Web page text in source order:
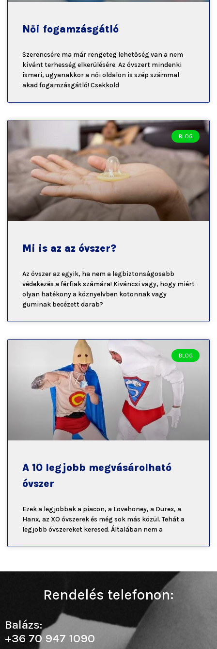
Női fogamzásgátló
Szerencsére ma már rengeteg lehetőség van a nem
kívánt terhesség elkerülésére. Az óvszert mindenki
ismeri, ugyanakkor a női oldalon is szép számmal
akad fogamzásgátló! Csekkold
BLOG
Mi is az az óvszer?
Az óvszer az egyik, ha nem a legbiztonságosabb
védekezés a férfiak számára! Kiváncsi vagy, hogy miért
olyan hatékony a köznyelvben kotonnak vagy
guminak becézett darab?
BLOG
A 10 legjobb megvásárolható
óvszer
Ezek a legjobbak a piacon, a Lovehoney, a Durex, a
Hanx, az XO óvszerek és még sok más közül. Tehát a
legjobb óvszereket keresed. Általában nem a
Rendelés telefonon:
Balázs:
+36 70 947 1090